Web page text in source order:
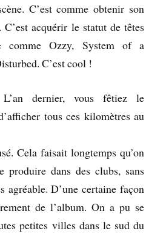
C’est comme obtenir son
C’est acquérir le statut de têtes
comme Ozzy, System of a
C’est cool !
dernier, vous fêtiez le
tous ces kilomètres au
Cela faisait longtemps qu’on
produire dans des clubs, sans
D’une certaine façon
de l’album. On a pu se
petites villes dans le sud du